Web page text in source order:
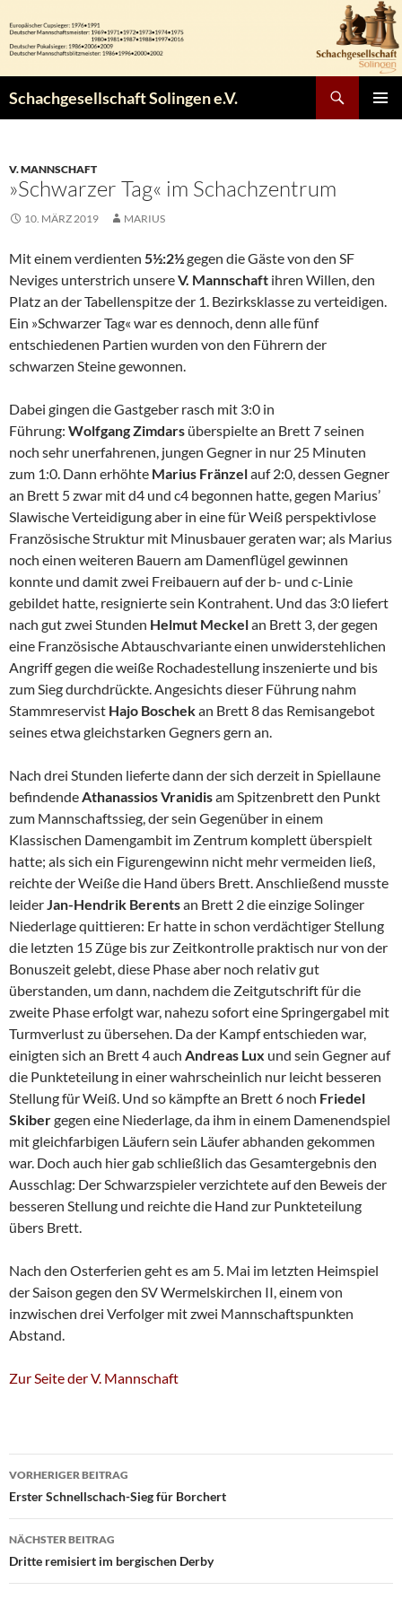
Inhalt
springen
Schachgesellschaft Solingen e.V.
V. MANNSCHAFT
»Schwarzer Tag« im Schachzentrum
10. MÄRZ 2019 MARIUS
Mit einem verdienten 5½:2½gegen die Gäste von den SF
Neviges unterstrich unsereV. Mannschaft ihren Willen, den
Platz an der Tabellenspitze der 1. Bezirksklasse zu verteidigen.
Ein »Schwarzer Tag« war es dennoch, denn alle fünf
entschiedenen Partien wurden von den Führern der
schwarzen Steine gewonnen.
Dabei gingen die Gastgeber rasch mit 3:0 in
Führung: Wolfgang Zimdars überspielte an Brett 7 seinen
noch sehr unerfahrenen, jungen Gegner in nur 25 Minuten
zum 1:0. Dann erhöhte Marius Fränzelauf 2:0, dessen Gegner
an Brett 5 zwar mit d4 und c4 begonnen hatte, gegen Marius’
Slawische Verteidigung aber in eine für Weiß perspektivlose
Französische Struktur mit Minusbauer geraten war; als Marius
noch einen weiteren Bauern am Damenflügel gewinnen
konnte und damit zwei Freibauern auf der b- und c-Linie
gebildet hatte, resignierte sein Kontrahent. Und das 3:0 liefert
nach gut zwei Stunden Helmut Meckelan Brett 3, der gegen
eine Französische Abtauschvariante einen unwiderstehlichen
Angriff gegen die weiße Rochadestellung inszenierte und bis
zum Sieg durchdrückte. Angesichts dieser Führung nahm
Stammreservist Hajo Boschekan Brett 8 das Remisangebot
seines etwa gleichstarken Gegners gern an.
Nach drei Stunden lieferte dann der sich derzeit in Spiellaune
befindendeAthanassios Vranidisam Spitzenbrett den Punkt
zum Mannschaftssieg, der sein Gegenüber in einem
Klassischen Damengambit im Zentrum komplett überspielt
hatte; als sich ein Figurengewinn nicht mehr vermeiden ließ,
reichte der Weiße die Hand übers Brett. Anschließend musste
leiderJan-Hendrik Berentsan Brett 2 die einzige Solinger
Niederlage quittieren: Er hatte in schon verdächtiger Stellung
die letzten 15 Züge bis zur Zeitkontrolle praktisch nur von der
Bonuszeit gelebt, diese Phase aber noch relativ gut
überstanden, um dann, nachdem die Zeitgutschrift für die
zweite Phase erfolgt war, nahezu sofort eine Springergabel mit
Turmverlust zu übersehen. Da der Kampf entschieden war,
einigten sich an Brett 4 auch Andreas Lux und sein Gegner auf
die Punkteteilung in einer wahrscheinlich nur leicht besseren
Stellung für Weiß. Und so kämpfte an Brett 6 noch Friedel
Skibergegen eine Niederlage, da ihm in einem Damenendspiel
mit gleichfarbigen Läufern sein Läufer abhanden gekommen
war. Doch auch hier gab schließlich das Gesamtergebnis den
Ausschlag: Der Schwarzspieler verzichtete auf den Beweis der
besseren Stellung und reichte die Hand zur Punkteteilung
übers Brett.
Nach den Osterferien geht es am 5. Mai im letzten Heimspiel
der Saison gegen den SV Wermelskirchen II, einem von
inzwischen drei Verfolger mit zwei Mannschaftspunkten
Abstand.
Zur Seite der V. Mannschaft
Beitragsnavigation
VORHERIGER BEITRAG
Erster Schnellschach-Sieg für Borchert
NÄCHSTER BEITRAG
Dritte remisiert im bergischen Derby